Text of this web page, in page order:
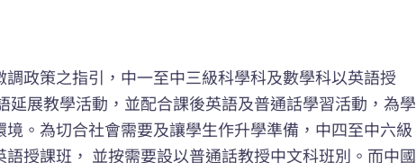
政策之指引，中一至中三級科學科及數學科以英語授
延展教學活動，並配合課後英語及普通話學習活動，為學
。為切合社會需要及讓學生作升學準備，中四至中六級
授課班， 並按需要設以普通話教授中文科班別。而中國